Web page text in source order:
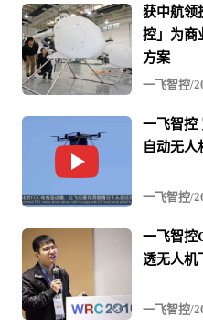
查，规划并保存航线。作业
时监控，接入民航局的系统
的实时监管。百思智云无人
在峰会上，一飞智控副总
向，即空中无人化系统解
机飞行平台MQ-300 A型、
控Finix3000 和无人机云平
获中航领
控」为商
方案
一飞智控/
一飞智控
自动无人
一飞智控/
一飞智控
透无人机
一飞智控/